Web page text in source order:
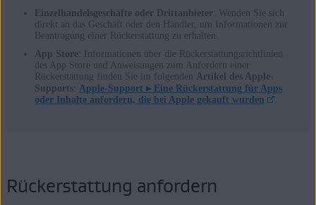
Einzelhandelsgeschäfte oder Drittanbieter: Wenden Sie sich
direkt an das Geschäft oder den Händler, um Informationen zur
Beantragung einer Rückerstattung zu erhalten.
App Store: Informationen über die Rückerstattungsrichtlinien
des App Store und Anweisungen zum Anfordern einer
Rückerstattung finden Sie im folgenden Artikel des Apple-
Supports: Apple-Support ▸Eine Rückerstattung für Apps
oder Inhalte anfordern, die bei Apple gekauft wurden
.
Rückerstattung anfordern